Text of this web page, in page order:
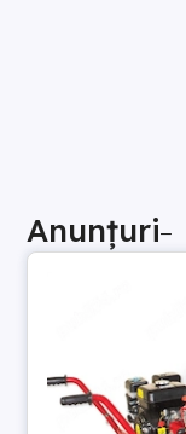
Anunțuri–